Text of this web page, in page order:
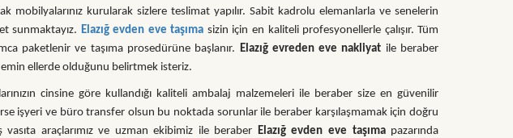
mobilyalarınız kurularak sizlere teslimat yapılır. Sabit kadrolu elemanlarla ve senelerin
sunmaktayız. Elazığ evden eve taşıma sizin için en kaliteli profesyonellerle çalışır. Tüm
paketlenir ve taşıma prosedürüne başlanır. Elazığ evreden eve nakliyat ile beraber
emin ellerde olduğunu belirtmek isteriz.
cinsine göre kullandığı kaliteli ambalaj malzemeleri ile beraber size en güvenilir
işyeri ve büro transfer olsun bu noktada sorunlar ile beraber karşılaşmamak için doğru
vasıta araçlarımız ve uzman ekibimiz ile beraber Elazığ evden eve taşımapazarında